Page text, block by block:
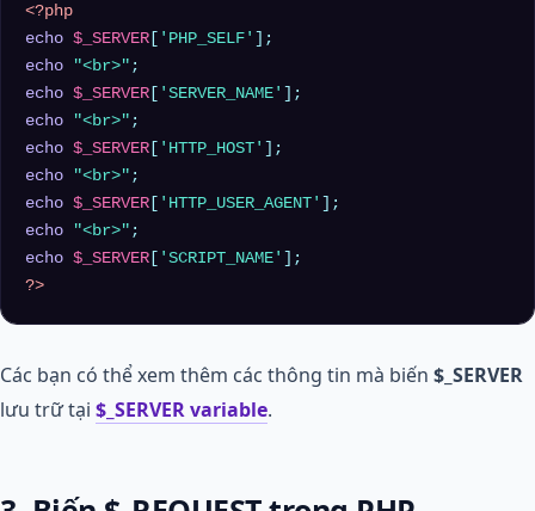
<?php
echo $_SERVER 'PHP_SELF'
echo
"<br>"
echo $_SERVER 'SERVER_NAME'
echo
"<br>"
echo $_SERVER 'HTTP_HOST'
echo
"<br>"
echo $_SERVER 'HTTP_USER_AGENT'
echo
"<br>"
echo $_SERVER 'SCRIPT_NAME'
?>
Các bạn có thể xem thêm các thông tin mà biến $_SERVER
lưu trữ tại $_SERVER variable.